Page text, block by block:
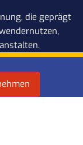
die geprägt